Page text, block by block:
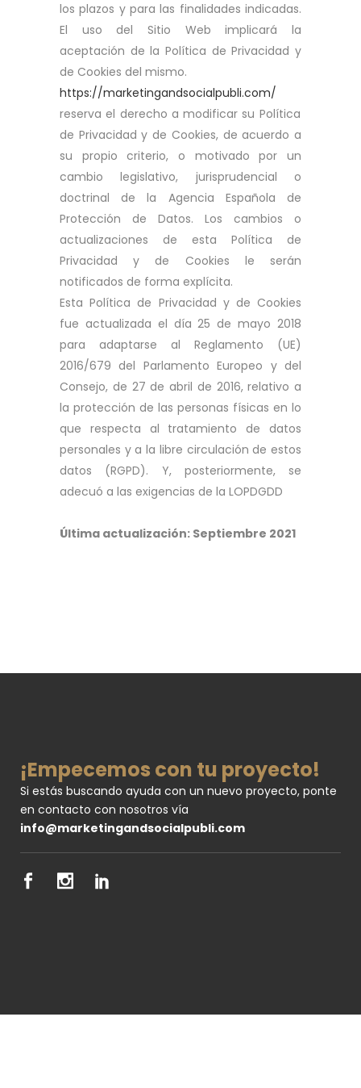
los plazos y para las finalidades indicadas.
El uso del Sitio Web implicará la
aceptación de la Política de Privacidad y
de Cookies del mismo.
https://marketingandsocialpubli.com/
reserva el derecho a modificar su Política
de Privacidad y de Cookies, de acuerdo a
su propio criterio, o motivado por un
cambio legislativo, jurisprudencial o
doctrinal de la Agencia Española de
Protección de Datos. Los cambios o
actualizaciones de esta Política de
Privacidad y de Cookies le serán
notificados de forma explícita.
Esta Política de Privacidad y de Cookies
fue actualizada el día 25 de mayo 2018
para adaptarse al Reglamento (UE)
2016/679 del Parlamento Europeo y del
Consejo, de 27 de abril de 2016, relativo a
la protección de las personas físicas en lo
que respecta al tratamiento de datos
personales y a la libre circulación de estos
datos (RGPD). Y, posteriormente, se
adecuó a las exigencias de la LOPDGDD
Última actualización: Septiembre 2021
¡Empecemos con tu proyecto!
Si estás buscando ayuda con un nuevo proyecto, ponte
en contacto con nosotros vía
info@marketingandsocialpubli.com